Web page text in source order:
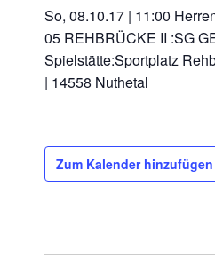
So, 08.10.17 | 11:00
05 REHBRÜCKE II :SG
Spielstätte:Sportplatz
| 14558 Nuthetal
Zum Kalender hinzufügen